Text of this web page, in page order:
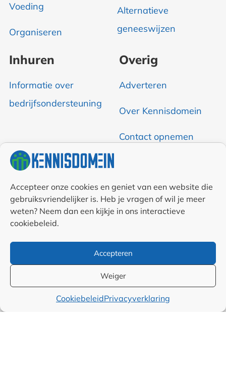
Accepteer onze cookies en geniet van een website die
gebruiksvriendelijker is. Heb je vragen of wil je meer
weten? Neem dan een kijkje in ons interactieve
cookiebeleid.
Accepteren
Weiger
CookiebeleidPrivacyverklaring
Voeding
Organiseren
Alternatieve
geneeswijzen
Inhuren
Informatie over
bedrijfsondersteuning
Overig
Adverteren
Over Kennisdomein
Contact opnemen
Auteurs
Samenwerkingen en
Algemene
voorwaarden
Cookiebeleid (EU)